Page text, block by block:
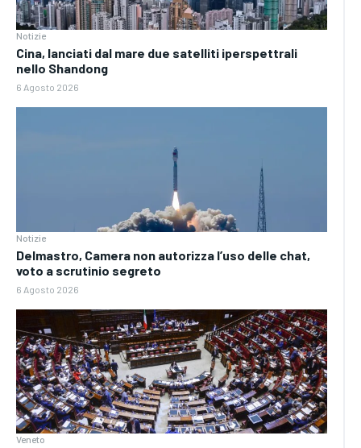
Notizie
Cina, lanciati dal mare due satelliti iperspettrali
nello Shandong
6 Agosto 2026
Notizie
Delmastro, Camera non autorizza l’uso delle chat,
voto a scrutinio segreto
6 Agosto 2026
Veneto